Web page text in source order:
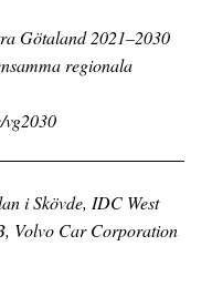
Götaland 2021–2030
regionala
vg2030
i Skövde, IDC West
Volvo Car Corporation